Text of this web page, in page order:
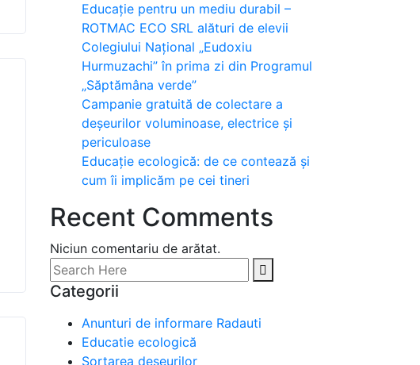
Educație pentru un mediu durabil –
ROTMAC ECO SRL alături de elevii
Colegiului Național „Eudoxiu
Hurmuzachi” în prima zi din Programul
„Săptămâna verde”
Campanie gratuită de colectare a
deșeurilor voluminoase, electrice și
periculoase
Educație ecologică: de ce contează și
cum îi implicăm pe cei tineri
Recent Comments
Niciun comentariu de arătat.
Categorii
Anunturi de informare Radauti
Educatie ecologică
Sortarea deșeurilor